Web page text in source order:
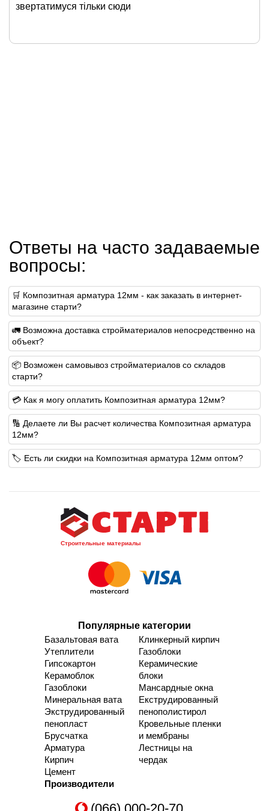
звертатимуся тільки сюди
Ответы на часто задаваемые
вопросы:
🛒 Композитная арматура 12мм - как заказать в интернет-
магазине старти?
🚛 Возможна доставка стройматериалов непосредственно на
объект?
📦 Возможен самовывоз стройматериалов со складов
старти?
💳 Как я могу оплатить Композитная арматура 12мм?
🔢 Делаете ли Вы расчет количества Композитная арматура
12мм?
🏷️ Есть ли скидки на Композитная арматура 12мм оптом?
Строительные материалы
Популярные категории
Базальтовая вата
Утеплители
Гипсокартон
Керамоблок
Газоблоки
Минеральная вата
Экструдированный
пенопласт
Брусчатка
Арматура
Кирпич
Цемент
Клинкерный кирпич
Газоблоки
Керамические
блоки
Мансардные окна
Екструдированный
пенополистирол
Кровельные пленки
и мембраны
Лестницы на
чердак
Производители